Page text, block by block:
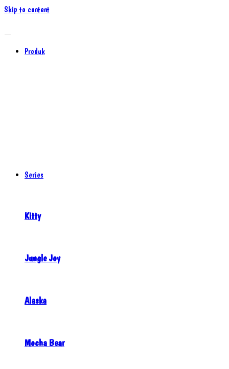
Skip to content
Produk
Series
Kitty
Jungle Joy
Alaska
Mocha Bear